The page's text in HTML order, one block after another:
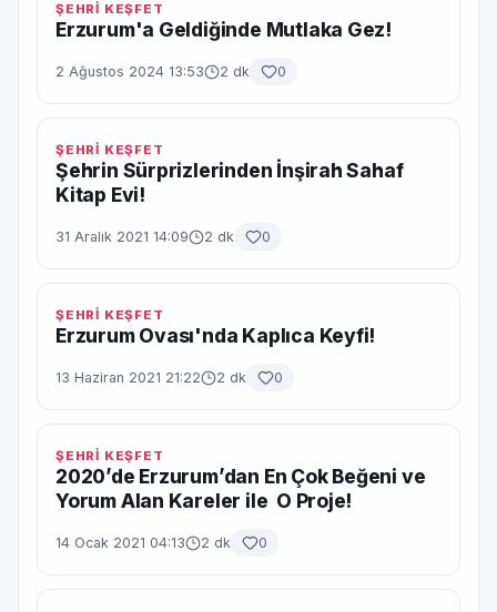
ŞEHRİ KEŞFET
Erzurum'a Geldiğinde Mutlaka Gez!
2 Ağustos 2024 13:53 2 dk 0
ŞEHRİ KEŞFET
Şehrin Sürprizlerinden İnşirah Sahaf
Kitap Evi!
31 Aralık 2021 14:09 2 dk 0
ŞEHRİ KEŞFET
Erzurum Ovası'nda Kaplıca Keyfi!
13 Haziran 2021 21:22 2 dk 0
ŞEHRİ KEŞFET
2020’de Erzurum’dan En Çok Beğeni ve
Yorum Alan Kareler ile O Proje!
14 Ocak 2021 04:13 2 dk 0